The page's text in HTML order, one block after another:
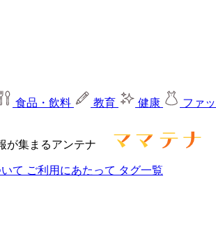
食品・飲料 教育 健康 ファ
が集まるアンテナ
て ご利用にあたって タグ一覧